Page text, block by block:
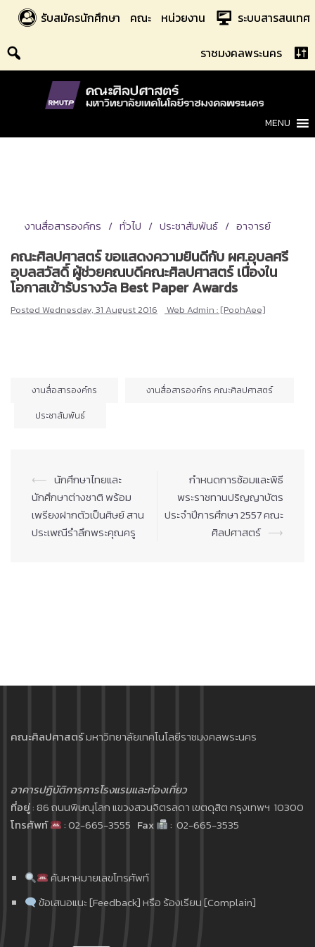
content
รับสมัครนักศึกษา คณะ หน่วยงาน ระบบสารสนเทศ
ราชมงคลพระนคร
MENU
งานสื่อสารองค์กร ทั่วไป ประชาสัมพันธ์ อาจารย์
คณะศิลปศาสตร์ ขอแสดงความยินดีกับ ผศ.อุบลศรี
อุบลสวัสดิ์ ผู้ช่วยคณบดีคณะศิลปศาสตร์ เนื่องใน
โอกาสเข้ารับรางวัล Best Paper Awards
Posted Wednesday, 31 August 2016 Web Admin : [PoohAee]
งานสื่อสารองค์กร
งานสื่อสารองค์กร คณะศิลปศาสตร์
ประชาสัมพันธ์
Post
navigation
⟵ นักศึกษาไทยและ
นักศึกษาต่างชาติ พร้อม
เพรียงฝากตัวเป็นศิษย์ สาน
ประเพณีรำลึกพระคุณครู
กำหนดการซ้อมและพิธี
พระราชทานปริญญาบัตร
ประจำปีการศึกษา 2557 คณะ
ศิลปศาสตร์ ⟶
คณะศิลปศาสตร์มหาวิทยาลัยเทคโนโลยีราชมงคลพระนคร
อาคารปฏิบัติการการโรงแรมและท่องเที่ยว
ที่อยู่: 86 ถนนพิษณุโลก แขวงสวนจิตรลดา เขตดุสิต กรุงเทพฯ 10300
โทรศัพท์
: 02-665-3555 Fax : 02-665-3535
ค้นหาหมายเลขโทรศัพท์
ข้อเสนอแนะ [Feedback] หรือ ร้องเรียน [Complain]